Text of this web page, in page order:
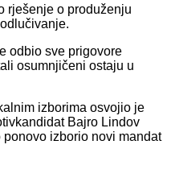
rješenje o produženju
odbio sve prigovore
osumnjičeni ostaju u
izborima osvojio je
Bajro Lindov
izborio novi mandat